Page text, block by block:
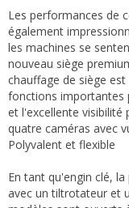
Les performances de
également
les machines se
nouveau siège
chauffage de siège
fonctions importantes
et l'excellente visibilité
quatre caméras avec
Polyvalent et flexible
En tant qu'engin clé,
avec un tiltrotateur et